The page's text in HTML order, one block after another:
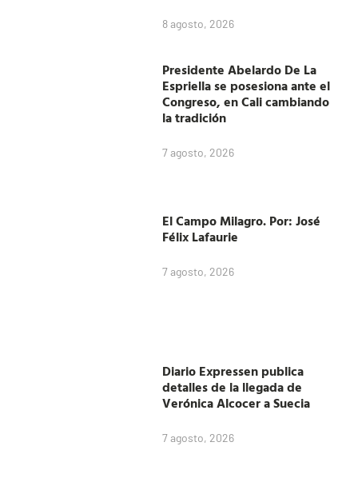
8 agosto, 2026
Presidente Abelardo De La
Espriella se posesiona ante el
Congreso, en Cali cambiando
la tradición
7 agosto, 2026
El Campo Milagro. Por: José
Félix Lafaurie
7 agosto, 2026
Diario Expressen publica
detalles de la llegada de
Verónica Alcocer a Suecia
7 agosto, 2026